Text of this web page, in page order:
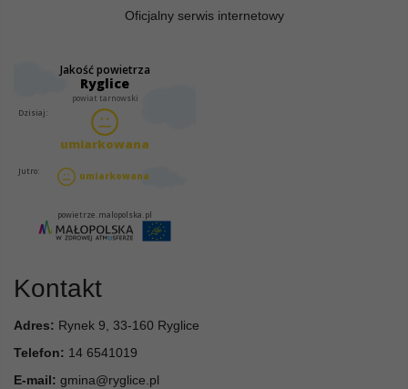
Oficjalny serwis internetowy
Kontakt
Adres: Rynek 9, 33-160 Ryglice
Telefon: 14 6541019
E-mail: gmina@ryglice.pl